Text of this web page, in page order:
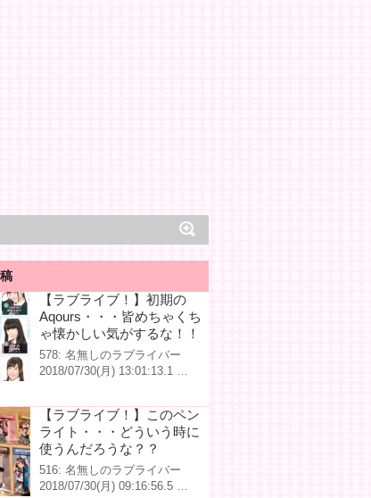
【ラブライブ！】初期の
Aqours・・・皆めちゃくち
ゃ懐かしい気がするな！！
578: 名無しのラブライバー
2018/07/30(月) 13:01:13.1 …
【ラブライブ！】このペン
ライト・・・どういう時に
使うんだろうな？？
516: 名無しのラブライバー
2018/07/30(月) 09:16:56.5 …